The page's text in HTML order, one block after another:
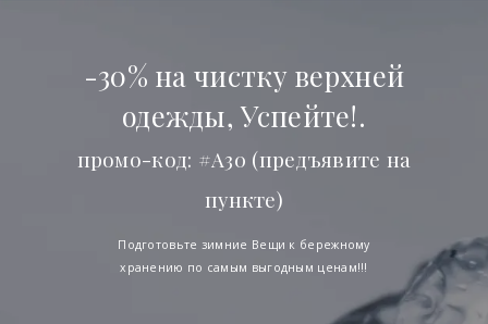
-30% на чистку верхней
одежды, Успейте!.
промо-код: #А30 (предъявите на
пункте)
Подготовьте зимние Вещи к бережному
хранению по самым выгодным ценам!!!